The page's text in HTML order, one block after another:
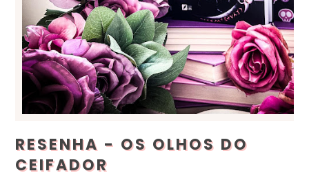
RESENHA - OS OLHOS DO
CEIFADOR